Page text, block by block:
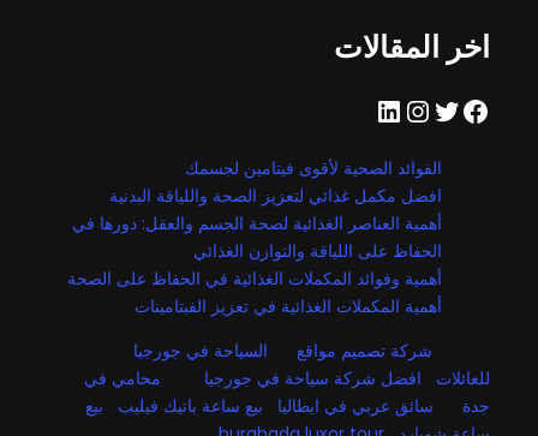
اخر المقالات
فيسبوك تويتر إنستجرام لينكد إن
الفوائد الصحية لأقوى فيتامين لجسمك
افضل مكمل غذائي لتعزيز الصحة واللياقة البدنية
أهمية العناصر الغذائية لصحة الجسم والعقل: دورها في
الحفاظ على اللياقة والتوازن الغذائي
أهمية وفوائد المكملات الغذائية في الحفاظ على الصحة
أهمية المكملات الغذائية في تعزيز الفيتامينات
شركة تصميم مواقع
السياحة في جورجيا
للعائلات
افضل شركة سياحة في جورجيا
محامي في
جدة
سائق عربي في ايطاليا بيع ساعة باتيك فيليب
بيع